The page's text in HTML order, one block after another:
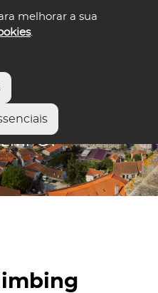
melhorar a sua
.